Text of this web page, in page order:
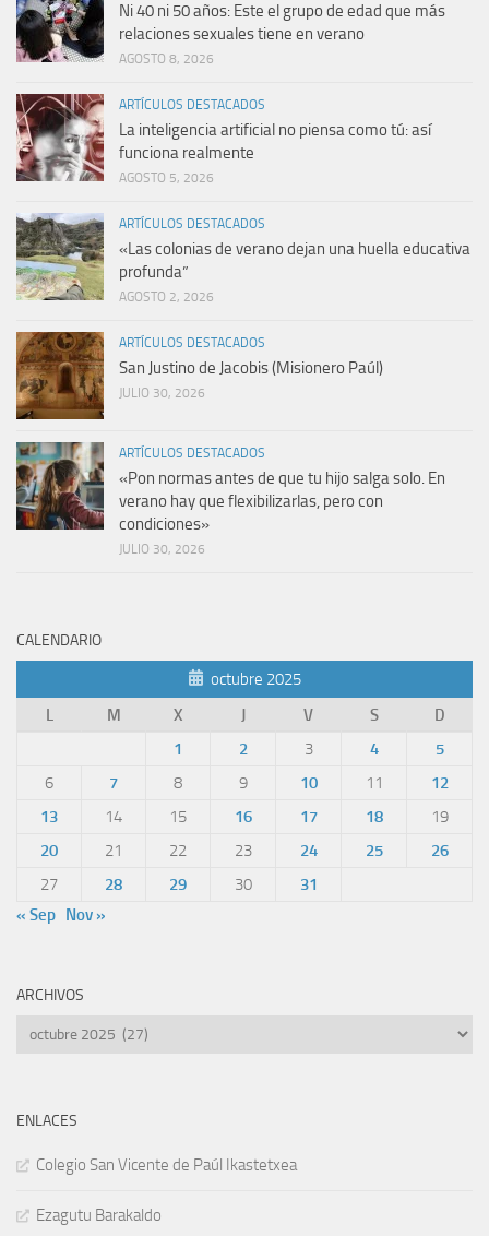
Ni 40 ni 50 años: Este el grupo de edad que más
relaciones sexuales tiene en verano
AGOSTO 8, 2026
ARTÍCULOS DESTACADOS
La inteligencia artificial no piensa como tú: así
funciona realmente
AGOSTO 5, 2026
ARTÍCULOS DESTACADOS
«Las colonias de verano dejan una huella educativa
profunda”
AGOSTO 2, 2026
ARTÍCULOS DESTACADOS
San Justino de Jacobis (Misionero Paúl)
JULIO 30, 2026
ARTÍCULOS DESTACADOS
«Pon normas antes de que tu hijo salga solo. En
verano hay que flexibilizarlas, pero con
condiciones»
JULIO 30, 2026
CALENDARIO
octubre 2025
L
M X J V S
D
1
2 3 4
5
6
7 8 9 10 11
12
13
14 15 16 17 18
19
20
21 22 23 24 25
26
27
28 29 30
31
« Sep Nov »
ARCHIVOS
Archivos
ENLACES
Colegio San Vicente de Paúl Ikastetxea
Ezagutu Barakaldo